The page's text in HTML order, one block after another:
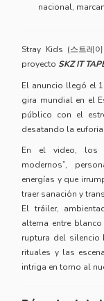
nacional,
Stray Kids (스트레
proyecto SKZ IT
El anuncio llegó el
gira mundial en el
público con el
desatando la
En el video, los
modernos”,
energías y que
traer sanación y
El tráiler,
alterna entre
ruptura del silencio
rituales y las
intriga en torno al